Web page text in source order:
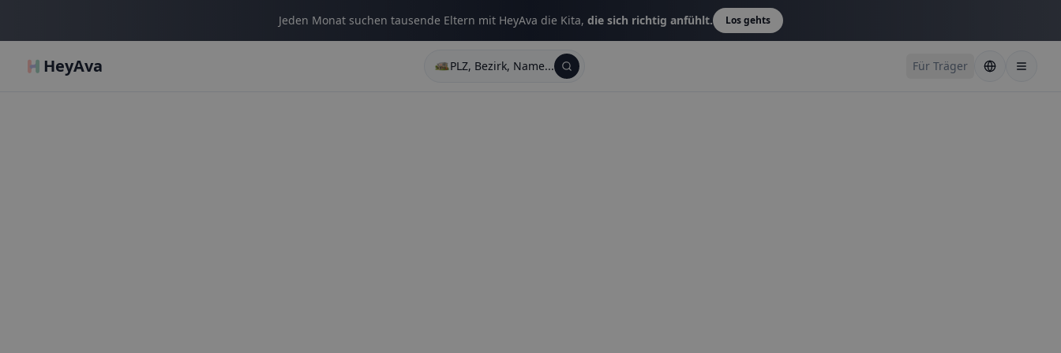
Jeden Monat suchen tausende Eltern mit HeyAva die Kita, die sich richtig anfühlt. Los gehts
HeyAva PLZ, Bezirk, Name... Für Träger